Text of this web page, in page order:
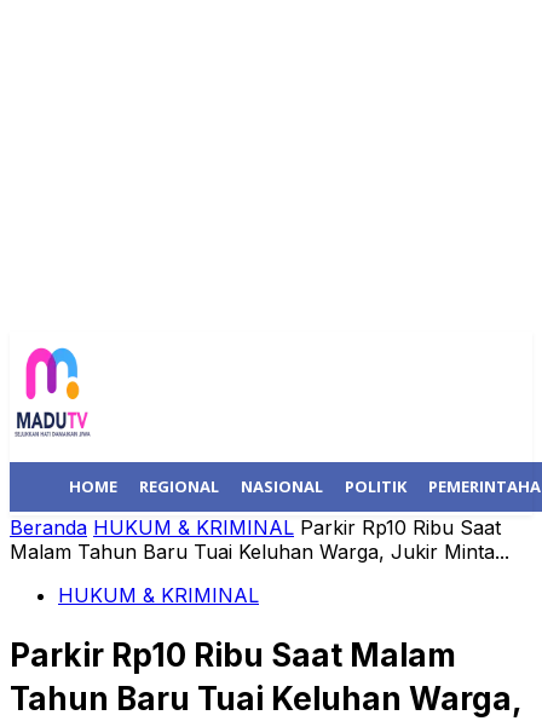
HOME REGIONAL NASIONAL POLITIK
Beranda HUKUM & KRIMINAL Parkir Rp10 Ribu Saat
Malam Tahun Baru Tuai Keluhan Warga, Jukir Minta...
HUKUM & KRIMINAL
Parkir Rp10 Ribu Saat Malam
Tahun Baru Tuai Keluhan Warga,